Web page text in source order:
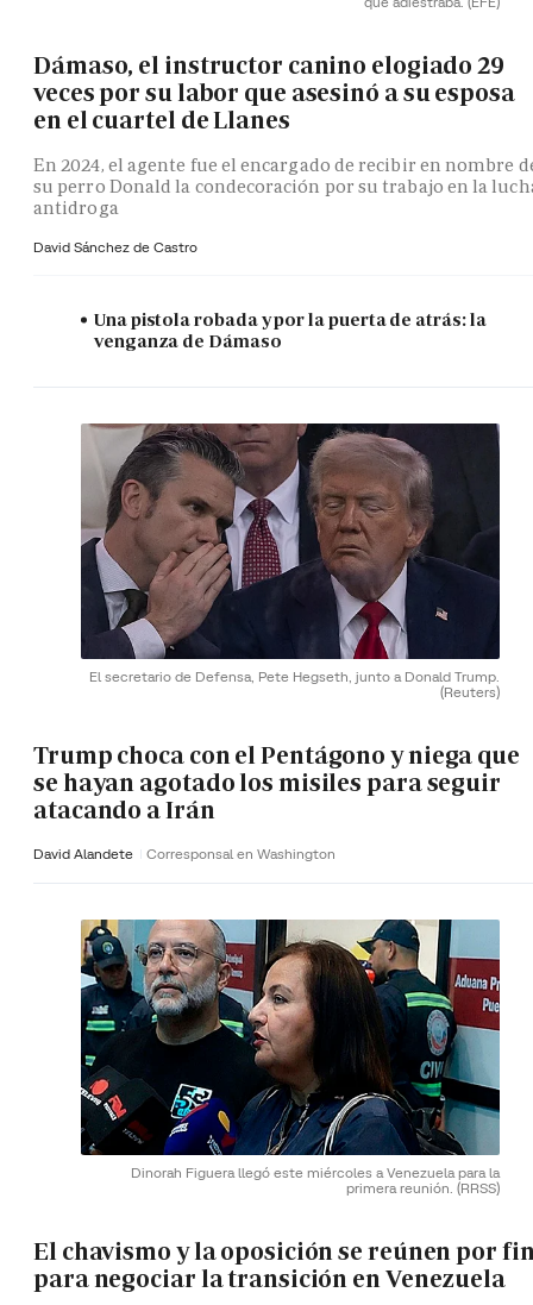
Dámaso, el instructor canino elogiado 29
veces por su labor que asesinó a su esposa
en el cuartel de Llanes
En 2024, el agente fue el encargado de recibir en nombre
su perro Donald la condecoración por su trabajo en la
antidroga
David Sánchez de Castro
Una pistola robada y por la puerta de atrás: la
venganza de Dámaso
El secretario de Defensa, Pete Hegseth, junto a Donald Trump.
(Reuters)
Trump choca con el Pentágono y niega que
se hayan agotado los misiles para seguir
atacando a Irán
David Alandete Corresponsal en Washington
Dinorah Figuera llegó este miércoles a Venezuela para la
primera reunión. (RRSS)
El chavismo y la oposición se reúnen por
para negociar la transición en Venezuela